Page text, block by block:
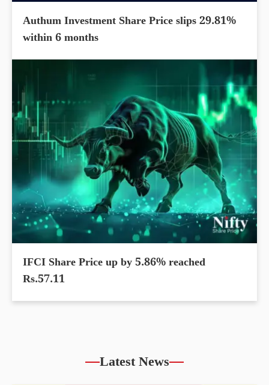
Authum Investment Share Price slips 29.81%
within 6 months
IFCI Share Price up by 5.86% reached
Rs.57.11
Latest News